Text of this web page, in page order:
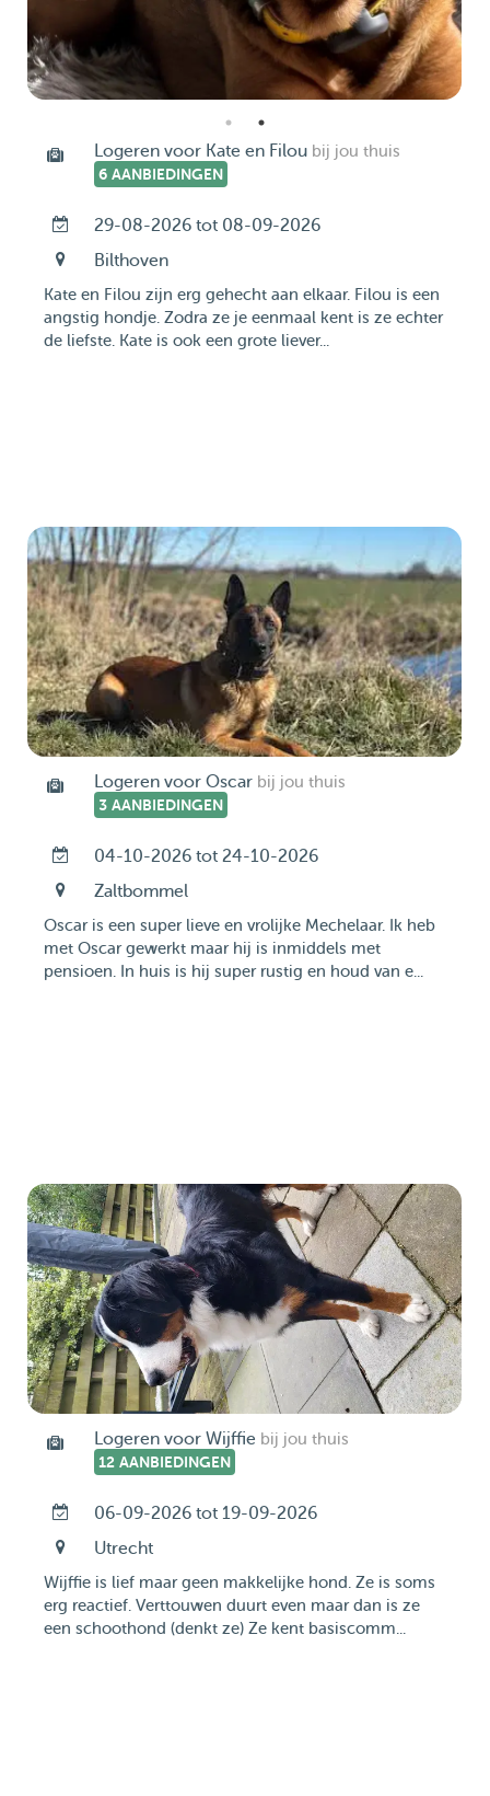
Logeren voor Kate en Filou bij jou thuis
6 AANBIEDINGEN
29-08-2026 tot 08-09-2026
Bilthoven
Kate en Filou zijn erg gehecht aan elkaar. Filou is een
angstig hondje. Zodra ze je eenmaal kent is ze echter
de liefste. Kate is ook een grote liever...
Logeren voor Oscar bij jou thuis
3 AANBIEDINGEN
04-10-2026 tot 24-10-2026
Zaltbommel
Oscar is een super lieve en vrolijke Mechelaar. Ik heb
met Oscar gewerkt maar hij is inmiddels met
pensioen. In huis is hij super rustig en houd van e...
Logeren voor Wijffie bij jou thuis
12 AANBIEDINGEN
06-09-2026 tot 19-09-2026
Utrecht
Wijffie is lief maar geen makkelijke hond. Ze is soms
erg reactief. Verttouwen duurt even maar dan is ze
een schoothond (denkt ze) Ze kent basiscomm...